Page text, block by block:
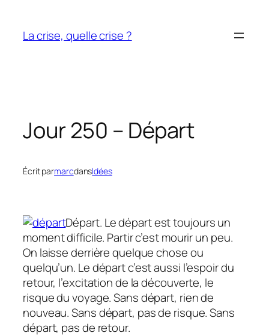
contenu
La crise, quelle crise ?
Jour 250 – Départ
Écrit parmarcdansIdées
Départ. Le départ est toujours un
moment difficile. Partir c’est mourir un peu.
On laisse derrière quelque chose ou
quelqu’un. Le départ c’est aussi l’espoir du
retour, l’excitation de la découverte, le
risque du voyage. Sans départ, rien de
nouveau. Sans départ, pas de risque. Sans
départ, pas de retour.